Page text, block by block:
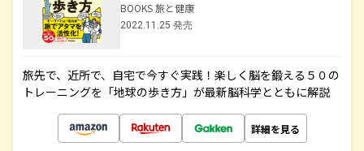
BOOKS 旅と健康
2022.11.25 発売
旅先で、近所で、自宅で今すぐ実践！楽しく脳を鍛える５０の
トレーニングを「地球の歩き方」が最新脳科学とともに解説
詳細を見る